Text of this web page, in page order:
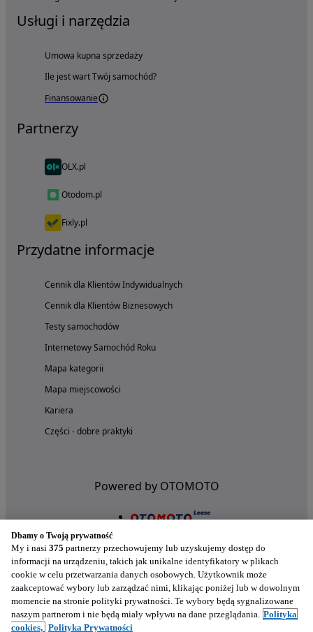
Usługi i narzędzia
Umowa kupna sprzedaży
Ile jest wart Twój samochód?
Finansowanie
Partnerzy
OLX.pl
Otodom.pl
Fixly.pl
Przydatne informacje
Cennik dla Klientów Indywidualnych
Cennik dla Klientów Biznesowych
Testy samochodów
Internetowy Samochód Roku
Mapa kategorii
Mapa miejscowości
Kariera
Części - dobre praktyki
Powered by OTOMOTO
Dbamy o Twoją prywatność
My i nasi 375 partnerzy przechowujemy lub uzyskujemy dostęp do
informacji na urządzeniu, takich jak unikalne identyfikatory w plikach
cookie w celu przetwarzania danych osobowych. Użytkownik może
zaakceptować wybory lub zarządzać nimi, klikając poniżej lub w dowolnym
momencie na stronie polityki prywatności. Te wybory będą sygnalizowane
naszym partnerom i nie będą miały wpływu na dane przeglądania. Polityka
cookies, Polityka Prywatności